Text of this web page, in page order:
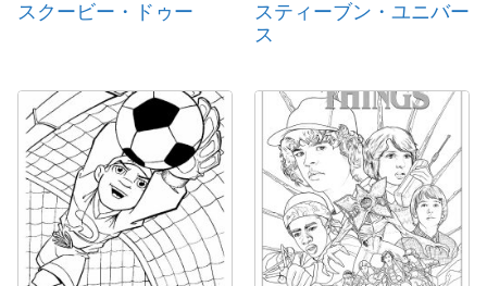
スクービー・ドゥー
スティーブン・ユニバー
ス